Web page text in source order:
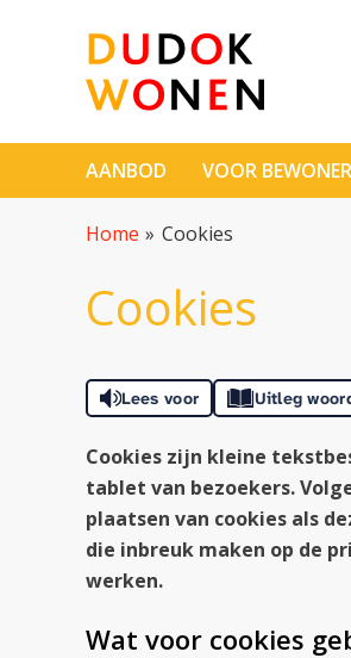
Naar hoofdinhoud
Naar hoofdnavigatiemenu
Naar zoeken
Naar de homepage
AANBOD VOOR
Home Cookies
Cookies
Lees voor Uitleg
Cookies zijn kleine
tablet van bezoekers.
plaatsen van cookies als
die inbreuk maken op de
werken.
Wat voor cookies